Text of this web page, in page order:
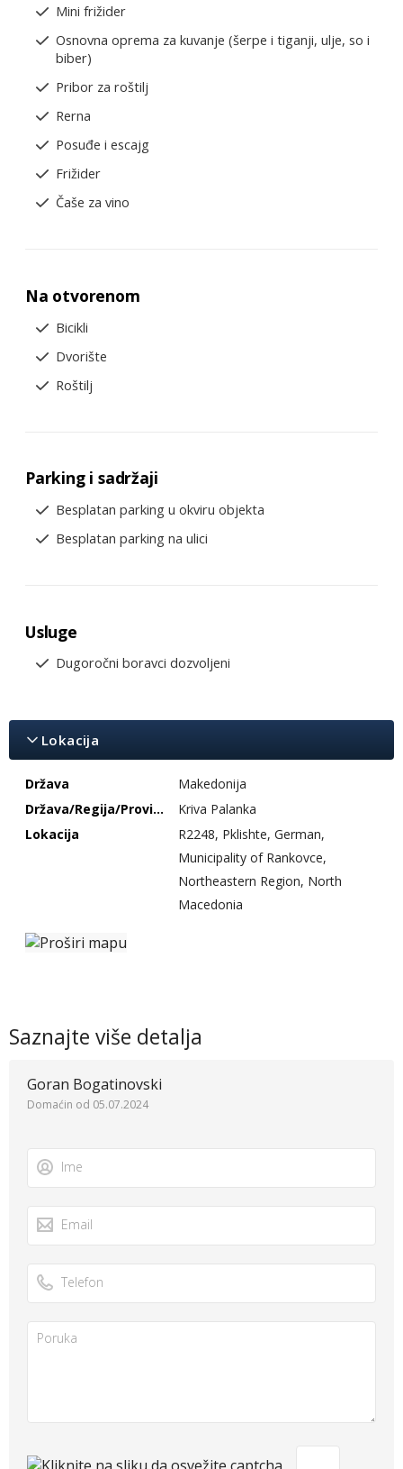
Mini frižider
Osnovna oprema za kuvanje (šerpe i tiganji, ulje, so i
biber)
Pribor za roštilj
Rerna
Posuđe i escajg
Frižider
Čaše za vino
Na otvorenom
Bicikli
Dvorište
Roštilj
Parking i sadržaji
Besplatan parking u okviru objekta
Besplatan parking na ulici
Usluge
Dugoročni boravci dozvoljeni
Lokacija
Država
Makedonija
Država/Regija/Provincija
Kriva Palanka
Lokacija
R2248, Pklishte, German,
Municipality of Rankovce,
Northeastern Region, North
Macedonia
Saznajte više detalja
Goran Bogatinovski
Domaćin od 05.07.2024